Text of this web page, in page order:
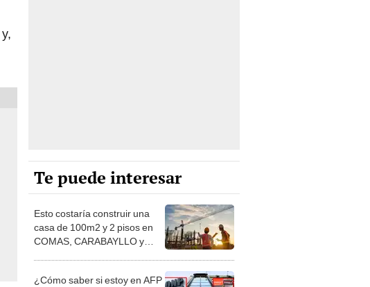
y,
Te puede interesar
Esto costaría construir una
casa de 100m2 y 2 pisos en
COMAS, CARABAYLLO y
¿Cómo saber si estoy en AFP